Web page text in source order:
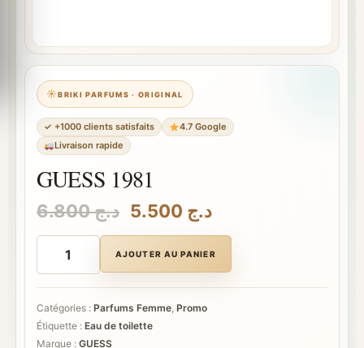
BRIKI PARFUMS · ORIGINAL
✓ +1000 clients satisfaits
4.7 Google
Livraison rapide
GUESS 1981
د.ج6.800
Le
prix
initial
était :
د.ج 6.800.
د.جLe
prix
actuel
est :
د.ج 5.500.
quantité
AJOUTER AU PANIER
Catégories : Parfums Femme, Promo
Étiquette : Eau de toilette
Marque : GUESS